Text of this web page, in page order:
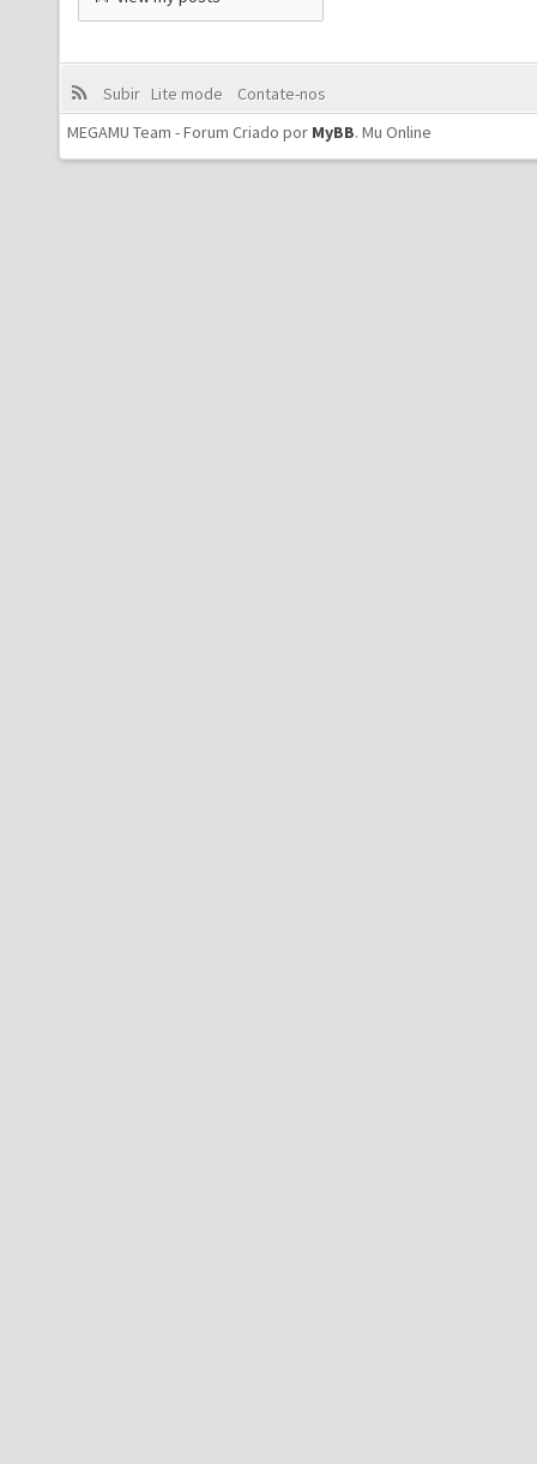
Subir Lite mode
Contate-nos
MEGAMU Team - Forum Criado por MyBB. Mu Online